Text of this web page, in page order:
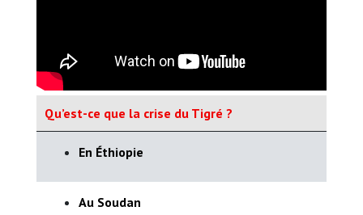
Qu’est-ce que la crise du Tigré ?
En Éthiopie
Au Soudan